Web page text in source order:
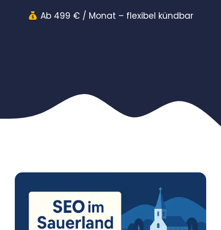
Ab 499 € / Monat – flexibel kündbar